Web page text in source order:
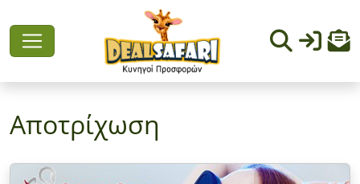
Αποτρίχωση